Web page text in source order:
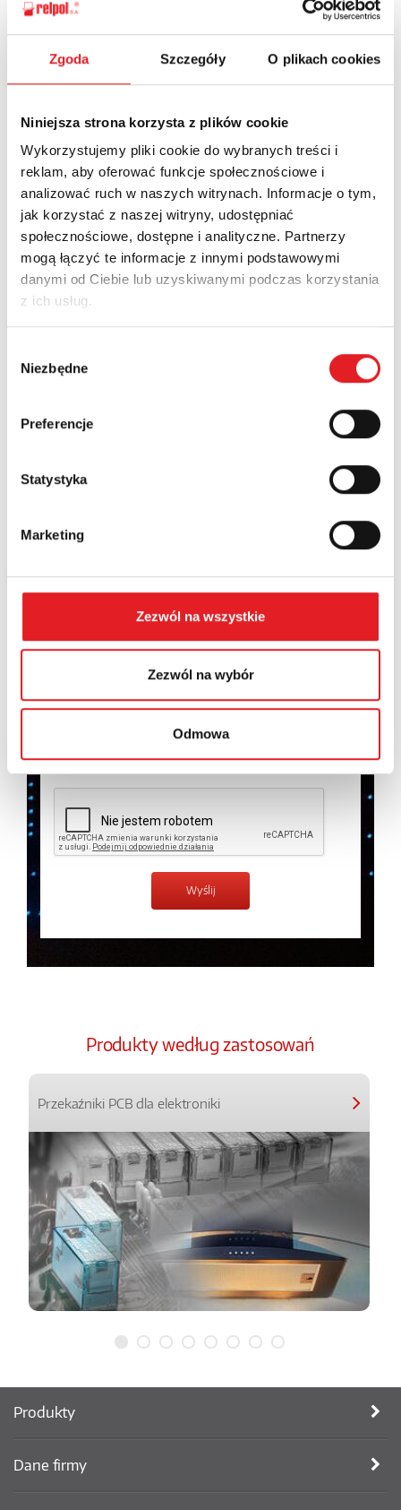
Zgoda Szczegóły O plikach cookies
Niniejsza strona korzysta z plików cookie
Wykorzystujemy pliki cookie do wybranych treści i
reklam, aby oferować funkcje społecznościowe i
analizować ruch w naszych witrynach. Informacje o tym,
jak korzystać z naszej witryny, udostępniać
społecznościowe, dostępne i analityczne. Partnerzy
mogą łączyć te informacje z innymi podstawowymi
danymi od Ciebie lub uzyskiwanymi podczas korzystania
z ich usług.
zgody
Niezbędne
Preferencje
Statystyka
Marketing
Zezwól na wszystkie
Zezwól na wybór
Odmowa
Zapytaj o szczegóły oferty
Imię i nazwisko: *
Adres e-mail: *
Treść: *
Wyrażam zgodę na przetwarzanie moich danych
osobowych przez Relpol S.A. Więcej informacji na
temat przetwarzania danych osobowych wPolityce
Zapoznałem z treściąPolityki Prywatności*
Produkty według zastosowań
Przekaźniki PCB dla elektroniki
Produkty
Dane firmy